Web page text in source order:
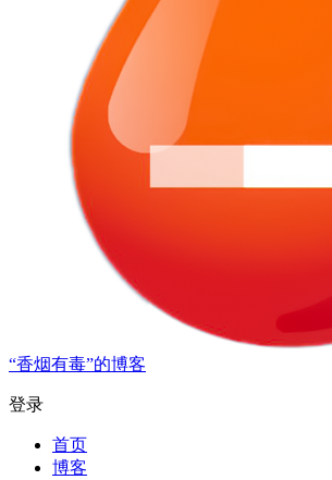
“香烟有毒”的博客
登录
首页
博客